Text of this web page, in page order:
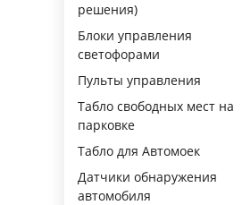
решения)
Блоки управления
светофорами
Пульты управления
Табло свободных мест на
парковке
Табло для Автомоек
Датчики обнаружения
автомобиля